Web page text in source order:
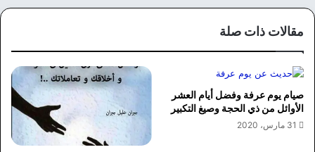
وك
مقالات ذات صلة
صيام يوم عرفة وفضل أيام العشر
الأوائل من ذي الحجة وصيغ التكبير
31 مارس، 2020